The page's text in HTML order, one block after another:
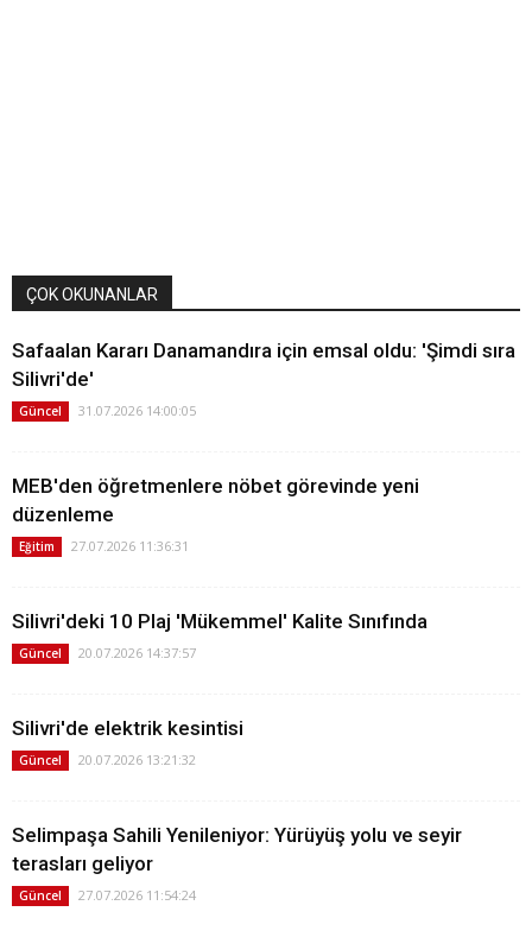
ÇOK OKUNANLAR
Safaalan Kararı Danamandıra için emsal oldu: 'Şimdi sıra
Silivri'de'
Güncel 31.07.2026 14:00:05
MEB'den öğretmenlere nöbet görevinde yeni
düzenleme
Eğitim 27.07.2026 11:36:31
Silivri'deki 10 Plaj 'Mükemmel' Kalite Sınıfında
Güncel 20.07.2026 14:37:57
Silivri'de elektrik kesintisi
Güncel 20.07.2026 13:21:32
Selimpaşa Sahili Yenileniyor: Yürüyüş yolu ve seyir
terasları geliyor
Güncel 27.07.2026 11:54:24